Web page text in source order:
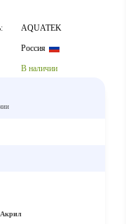
AQUATEK
Россия
В наличии
Акрил